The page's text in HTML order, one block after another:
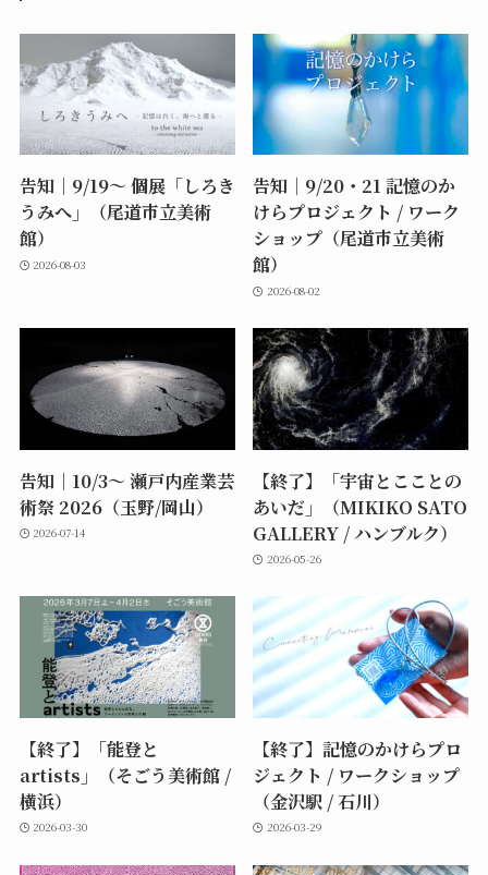
告知｜9/19〜 個展「しろき
うみへ」（尾道市立美術
館）
2026-08-03
告知｜9/20・21 記憶のか
けらプロジェクト / ワーク
ショップ（尾道市立美術
館）
2026-08-02
告知｜10/3〜 瀬戸内産業芸
術祭 2026（玉野/岡山）
2026-07-14
【終了】「宇宙とこことの
あいだ」（MIKIKO SATO
GALLERY / ハンブルク）
2026-05-26
【終了】「能登と
artists」（そごう美術館 /
横浜）
2026-03-30
【終了】記憶のかけらプロ
ジェクト / ワークショップ
（金沢駅 / 石川）
2026-03-29